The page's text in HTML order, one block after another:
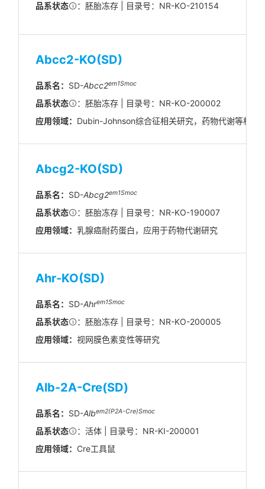
品系状态 ：胚胎冻存 | 目录号：NR-KO-210154
Abcc2-KO(SD)
品系名： SD-Abcc2em1Smoc
品系状态
：胚胎冻存 | 目录号：NR-KO-200002
应用领域： Dubin-Johnson综合征相关研究，药物代谢等相关
Abcg2-KO(SD)
品系名： SD-Abcg2em1Smoc
品系状态
：胚胎冻存 | 目录号：NR-KO-190007
应用领域：乳腺癌耐药蛋白，应用于药物代谢研究
Ahr-KO(SD)
品系名： SD-Ahrem1Smoc
品系状态
：胚胎冻存 | 目录号：NR-KO-200005
应用领域：视网膜色素变性等研究
Alb-2A-Cre(SD)
品系名： SD-Albem2(P2A-Cre)Smoc
品系状态
：活体 | 目录号：NR-KI-200001
应用领域： Cre工具鼠